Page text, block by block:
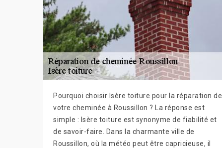
Pourquoi choisir Isère toiture pour la réparation de
votre cheminée à Roussillon ? La réponse est
simple : Isère toiture est synonyme de fiabilité et
de savoir-faire. Dans la charmante ville de
Roussillon, où la météo peut être capricieuse, il